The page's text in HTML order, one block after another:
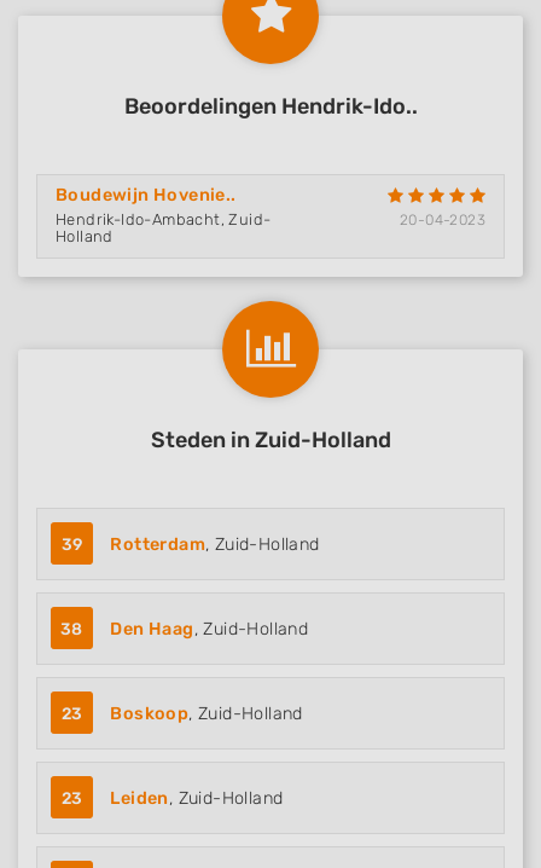
Beoordelingen Hendrik-Ido..
Boudewijn Hovenie..
Hendrik-Ido-Ambacht, Zuid-
Holland
20-04-2023
Steden in Zuid-Holland
39 Rotterdam, Zuid-Holland
38 Den Haag, Zuid-Holland
23 Boskoop, Zuid-Holland
23 Leiden, Zuid-Holland